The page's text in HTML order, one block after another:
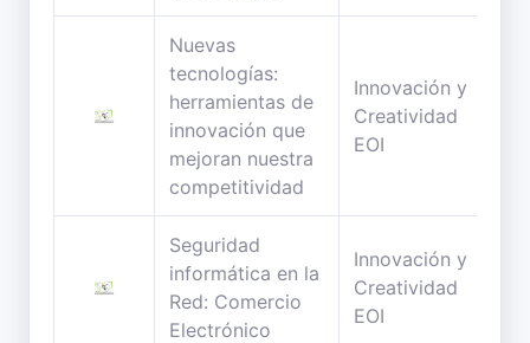
Nuevas
tecnologías:
herramientas de
innovación que
mejoran nuestra
competitividad
Innovación y
Creatividad
EOI
Seguridad
informática en la
Red: Comercio
Electrónico
Innovación y
Creatividad
EOI